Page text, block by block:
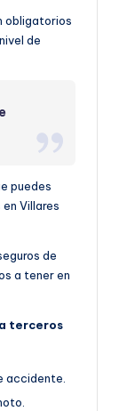
obligatorios
de
puedes
Villares
de
a tener en
terceros
accidente.